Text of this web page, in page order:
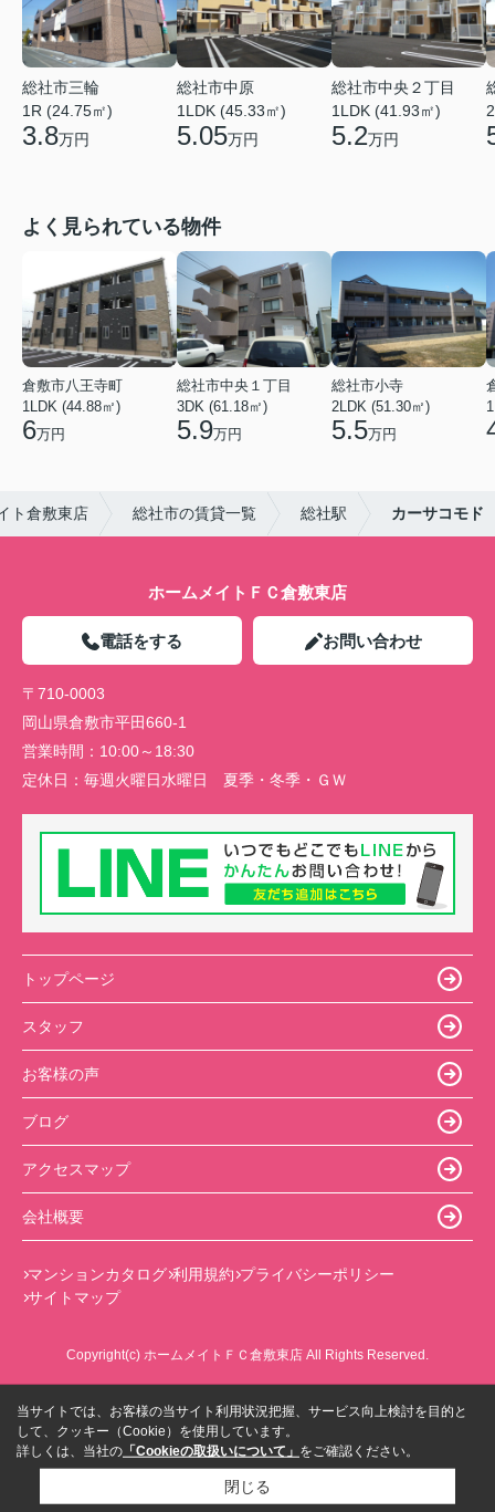
総社市三輪
1R (24.75㎡)
3.8万円
総社市中原
1LDK (45.33㎡)
5.05万円
総社市中央２丁目
1LDK (41.93㎡)
5.2万円
よく見られている物件
倉敷市八王寺町
1LDK (44.88㎡)
6万円
総社市中央１丁目
3DK (61.18㎡)
5.9万円
総社市小寺
2LDK (51.30㎡)
5.5万円
ト倉敷東店 総社市の賃貸一覧 総社駅 カーサコモド
ホームメイトＦＣ倉敷東店
電話をする お問い合わせ
〒710-0003
岡山県倉敷市平田660-1
営業時間： 10:00～18:30
定休日： 毎週火曜日水曜日 夏季・冬季・ＧＷ
トップページ
スタッフ
お客様の声
ブログ
アクセスマップ
会社概要
マンションカタログ 利用規約 プライバシーポリシー
サイトマップ
Copyright(c) ホームメイトＦＣ倉敷東店 All Rights Reserved.
当サイトでは、お客様の当サイト利用状況把握、サービス向上検討を目的と
して、クッキー（Cookie）を使用しています。
詳しくは、当社の 「Cookieの取扱いについて」 をご確認ください。
閉じる